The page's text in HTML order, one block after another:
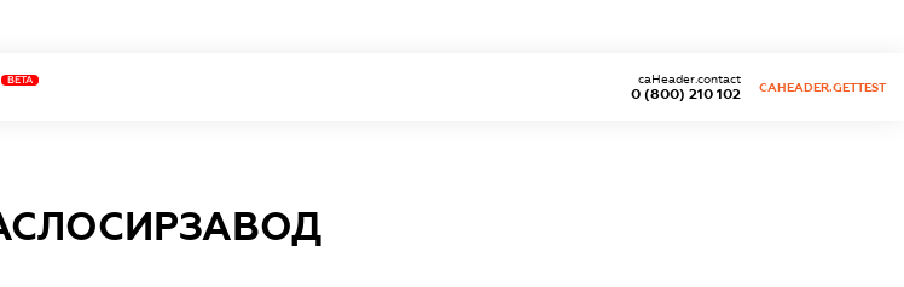
BETA
0 (800) 210 102
caHeader.contact
CAHEADER.GETTEST